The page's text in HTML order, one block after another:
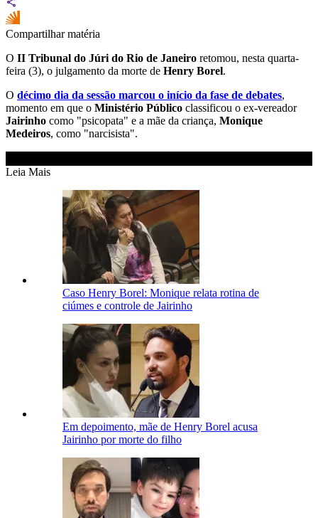
Compartilhar matéria
O II Tribunal do Júri do Rio de Janeiro retomou, nesta quarta-
feira (3), o julgamento da morte de Henry Borel.
O décimo dia da sessão marcou o início da fase de debates,
momento em que o Ministério Público classificou o ex-vereador
Jairinho como "psicopata" e a mãe da criança, Monique
Medeiros, como "narcisista".
Leia Mais
Caso Henry Borel: Monique relata rotina de
ciúmes e controle de Jairinho
Em depoimento, mãe de Henry Borel acusa
Jairinho por morte do filho